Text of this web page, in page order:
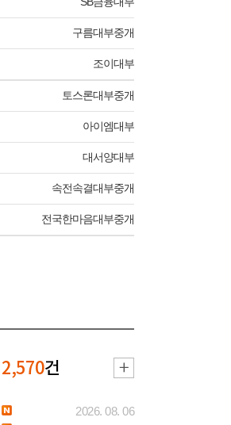
구름대부중개
조이대부
토스론대부중개
아이엠대부
대서양대부
속전속결대부중개
전국한마음대부중개
2,570건
2026. 08. 06